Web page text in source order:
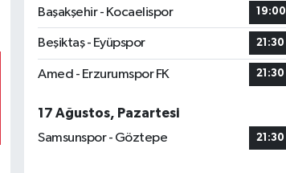
Başakşehir - Kocaelispor
19:00
Beşiktaş - Eyüpspor 21:30
Amed - Erzurumspor FK 21:30
17 Ağustos, Pazartesi
Samsunspor - Göztepe
21:30